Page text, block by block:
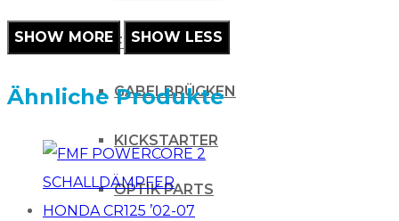
FUSSRASTEN
GABELBRÜCKEN
KICKSTARTER
OPTIK PARTS
Ähnliche Produkte